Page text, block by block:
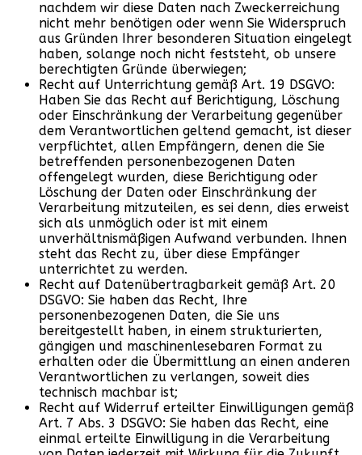
nachdem wir diese Daten nach Zweckerreichung
nicht mehr benötigen oder wenn Sie Widerspruch
aus Gründen Ihrer besonderen Situation eingelegt
haben, solange noch nicht feststeht, ob unsere
berechtigten Gründe überwiegen;
Recht auf Unterrichtung gemäß Art. 19 DSGVO:
Haben Sie das Recht auf Berichtigung, Löschung
oder Einschränkung der Verarbeitung gegenüber
dem Verantwortlichen geltend gemacht, ist dieser
verpflichtet, allen Empfängern, denen die Sie
betreffenden personenbezogenen Daten
offengelegt wurden, diese Berichtigung oder
Löschung der Daten oder Einschränkung der
Verarbeitung mitzuteilen, es sei denn, dies erweist
sich als unmöglich oder ist mit einem
unverhältnismäßigen Aufwand verbunden. Ihnen
steht das Recht zu, über diese Empfänger
unterrichtet zu werden.
Recht auf Datenübertragbarkeit gemäß Art. 20
DSGVO: Sie haben das Recht, Ihre
personenbezogenen Daten, die Sie uns
bereitgestellt haben, in einem strukturierten,
gängigen und maschinenlesebaren Format zu
erhalten oder die Übermittlung an einen anderen
Verantwortlichen zu verlangen, soweit dies
technisch machbar ist;
Recht auf Widerruf erteilter Einwilligungen gemäß
Art. 7 Abs. 3 DSGVO: Sie haben das Recht, eine
einmal erteilte Einwilligung in die Verarbeitung